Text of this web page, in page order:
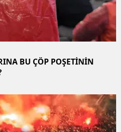
BU ÇÖP POŞETİNİN